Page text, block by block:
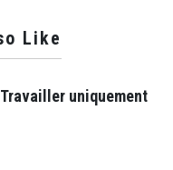
Like
uniquement